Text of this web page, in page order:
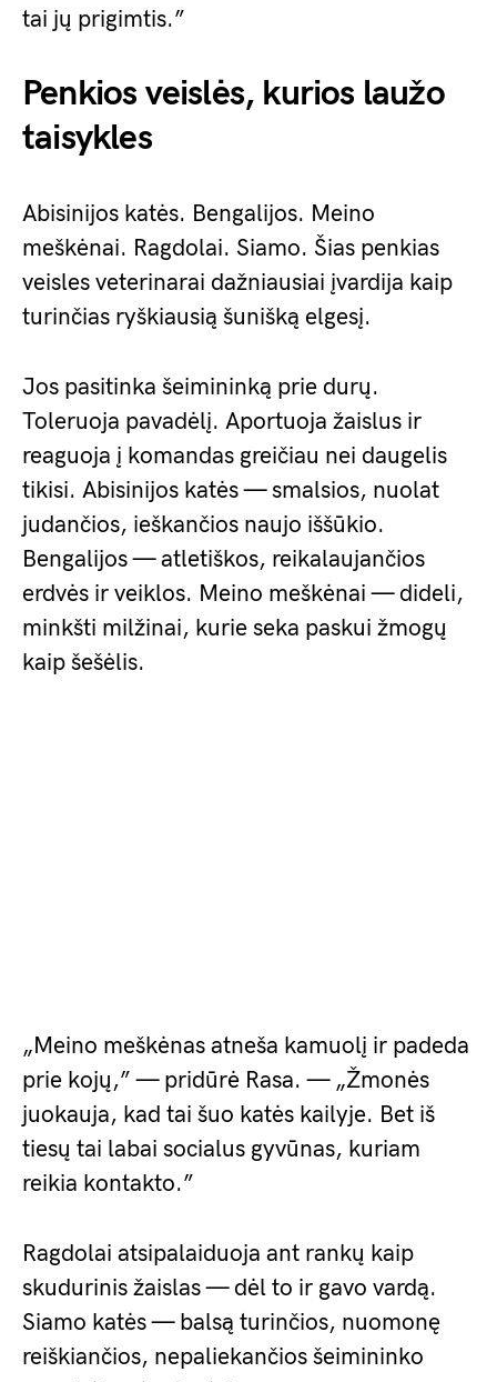
tai jų prigimtis.”
Penkios veislės, kurios laužo
taisykles
Abisinijos katės. Bengalijos. Meino
meškėnai. Ragdolai. Siamo. Šias penkias
veisles veterinarai dažniausiai įvardija kaip
turinčias ryškiausią šunišką elgesį.
Jos pasitinka šeimininką prie durų.
Toleruoja pavadėlį. Aportuoja žaislus ir
reaguoja į komandas greičiau nei daugelis
tikisi. Abisinijos katės — smalsios, nuolat
judančios, ieškančios naujo iššūkio.
Bengalijos — atletiškos, reikalaujančios
erdvės ir veiklos. Meino meškėnai — dideli,
minkšti milžinai, kurie seka paskui žmogų
kaip šešėlis.
„Meino meškėnas atneša kamuolį ir padeda
prie kojų,” — pridūrė Rasa. — „Žmonės
juokauja, kad tai šuo katės kailyje. Bet iš
tiesų tai labai socialus gyvūnas, kuriam
reikia kontakto.”
Ragdolai atsipalaiduoja ant rankų kaip
skudurinis žaislas — dėl to ir gavo vardą.
Siamo katės — balsą turinčios, nuomonę
reiškiančios, nepaliekančios šeimininko